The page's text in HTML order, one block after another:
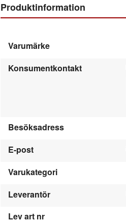
Produktinformation
Varumärke
Konsumentkontakt
Besöksadress
E-post
Varukategori
Leverantör
Lev art nr